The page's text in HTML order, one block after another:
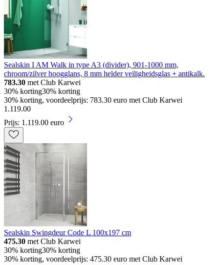
Sealskin I AM Walk in type A3 (divider), 901-1000 mm,
chroom/zilver hoogglans, 8 mm helder veiligheidsglas + antikalk.
783.30 met Club Karwei
30% korting30% korting
30% korting, voordeelprijs: 783.30 euro met Club Karwei
1 .119.00
Prijs: 1.119.00 euro
Sealskin Swingdeur Code L 100x197 cm
475.30 met Club Karwei
30% korting30% korting
30% korting, voordeelprijs: 475.30 euro met Club Karwei